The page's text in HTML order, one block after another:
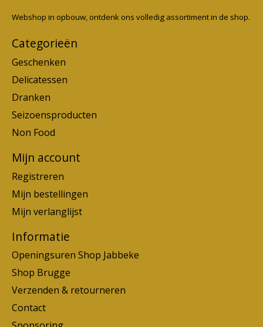
Webshop in opbouw, ontdenk ons volledig assortiment in de shop.
Categorieën
Geschenken
Delicatessen
Dranken
Seizoensproducten
Non Food
Mijn account
Registreren
Mijn bestellingen
Mijn verlanglijst
Informatie
Openingsuren Shop Jabbeke
Shop Brugge
Verzenden & retourneren
Contact